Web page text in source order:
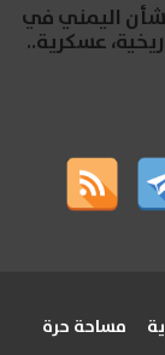
اليمني في
عسكرية..
مساحة حرة